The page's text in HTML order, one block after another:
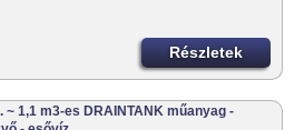
Részletek
~ 1,1 m3-es DRAINTANK műanyag -